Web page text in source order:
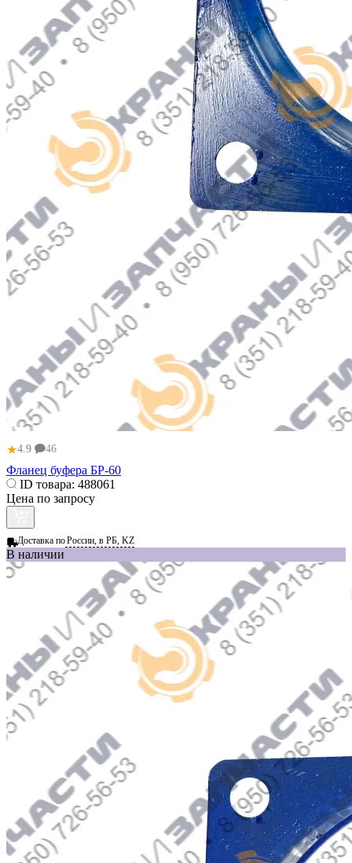
★4.9 46
Фланец буфера БР-60
ID товара: 488061
Цена по запросу
Доставка поРоссии, в РБ, KZ
В наличии